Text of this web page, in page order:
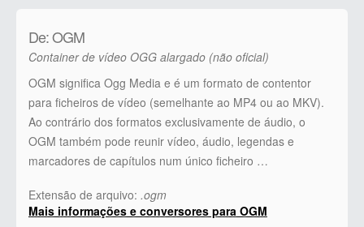
De: OGM
Container de vídeo OGG alargado (não oficial)
OGM significa Ogg Media e é um formato de contentor
para ficheiros de vídeo (semelhante ao MP4 ou ao MKV).
Ao contrário dos formatos exclusivamente de áudio, o
OGM também pode reunir vídeo, áudio, legendas e
marcadores de capítulos num único ficheiro …
Extensão de arquivo: .ogm
Mais informações e conversores para OGM